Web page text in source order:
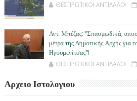
ΘΕΣΠΡΩΤΙΚΟΙ ΑΝΤΙΛΑΛΟΙ
Αντ. Μπέζας: "Σπασμωδικά,
μέτρα της Δημοτικής Αρχής για
Ηγουμενίτσας"!
ΘΕΣΠΡΩΤΙΚΟΙ ΑΝΤΙΛΑΛΟΙ
Αρχειο Ιστολογιου